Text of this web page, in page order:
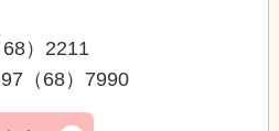
）2211
（68）7990